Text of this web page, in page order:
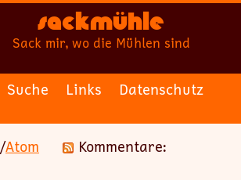
Sackmühle
Sack mir, wo die Mühlen sind
Suche Links
Datenschutz
/Atom
Kommentare: